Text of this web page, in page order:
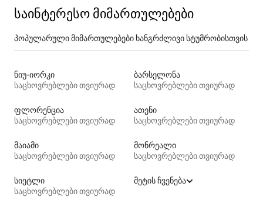
საინტერესო მიმართულებები
პოპულარული მიმართულებები ხანგრძლივი სტუმრობისთვის
ნიუ-იორკი
საცხოვრებლები თვიურად
ბარსელონა
საცხოვრებლები თვიურად
ფლორენცია
საცხოვრებლები თვიურად
ათენი
საცხოვრებლები თვიურად
მაიამი
საცხოვრებლები თვიურად
მონრეალი
საცხოვრებლები თვიურად
სიეტლი
საცხოვრებლები თვიურად
მეტის ჩვენება